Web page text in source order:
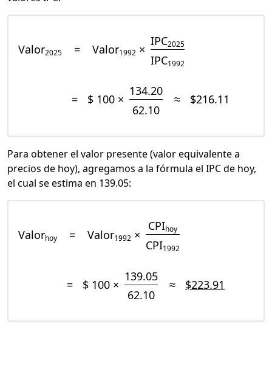
Valor2025 = Valor1992 ×
IPC2025
IPC1992
= $ 100 ×
134.20
62.10
≈ $216.11
Para obtener el valor presente (valor equivalente a
precios de hoy), agregamos a la fórmula el IPC de hoy,
el cual se estima en 139.05:
Valorhoy = Valor1992 ×
CPIhoy
CPI1992
= $ 100 ×
139.05
62.10
≈ $223.91